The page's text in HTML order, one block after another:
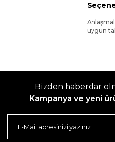
uygun
Bizden haberdar
Kampanya ve yeni